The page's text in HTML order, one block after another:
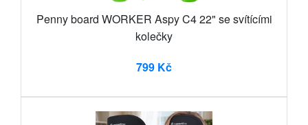
Penny board WORKER Aspy C4 22" se svítícími
kolečky
799 Kč